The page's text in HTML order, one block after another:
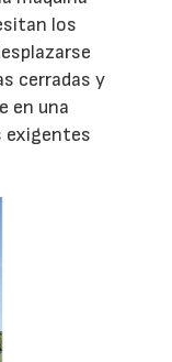
los
cerradas y
en una
exigentes